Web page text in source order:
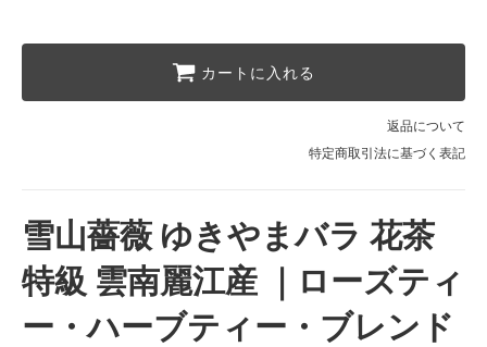
カートに入れる
返品について
特定商取引法に基づく表記
雪山薔薇 ゆきやまバラ 花茶
特級 雲南麗江産 ｜ローズティ
ー・ハーブティー・ブレンド